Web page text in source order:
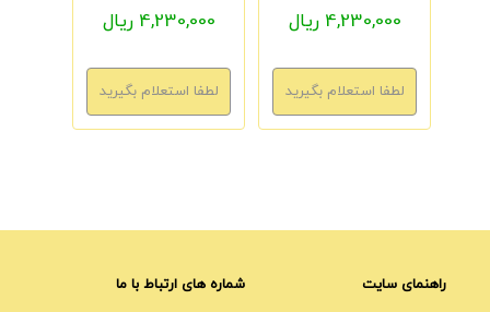
4,230,000 ریال 4,230,000 ریال
راهنمای سایت شماره های ارتباط با ما